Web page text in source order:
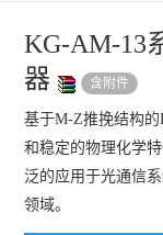
KG-AM-13
器
含附件
基于M-Z推挽结构
和稳定的物理化学
泛的应用于光通信
领域。